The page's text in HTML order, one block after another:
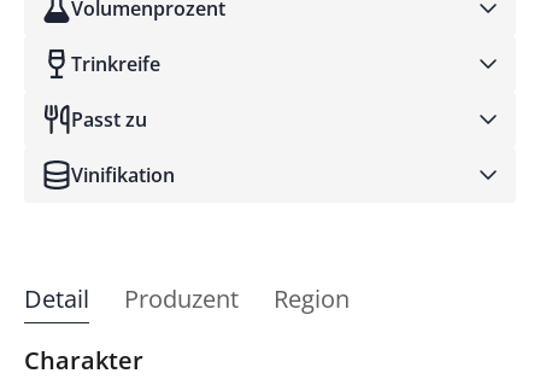
Volumenprozent
Trinkreife
Passt zu
Vinifikation
Detail Produzent
Region
Charakter